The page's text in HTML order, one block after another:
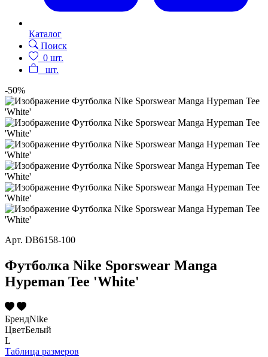
Каталог
Поиск
0 шт.
шт.
-50%
Арт. DB6158-100
Футболка Nike Sporswear Manga
Hypeman Tee 'White'
БрендNike
ЦветБелый
L
Таблица размеров